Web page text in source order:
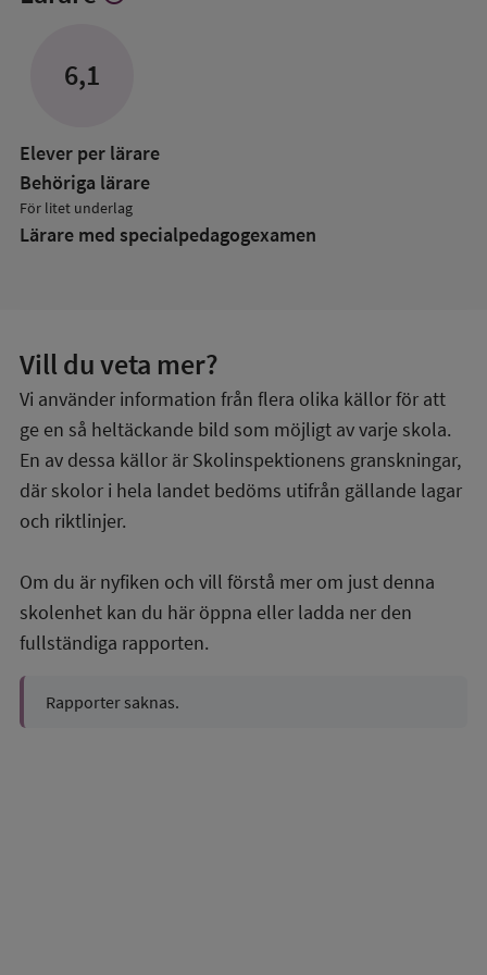
6,1
Elever per lärare
Behöriga lärare
För litet underlag
Lärare med specialpedagog­examen
Vill du veta mer?
Vi använder information från flera olika källor för att
ge en så heltäckande bild som möjligt av varje skola.
En av dessa källor är Skolinspektionens granskningar,
där skolor i hela landet bedöms utifrån gällande lagar
och riktlinjer.
Om du är nyfiken och vill förstå mer om just denna
skolenhet kan du här öppna eller ladda ner den
fullständiga rapporten.
Rapporter saknas.